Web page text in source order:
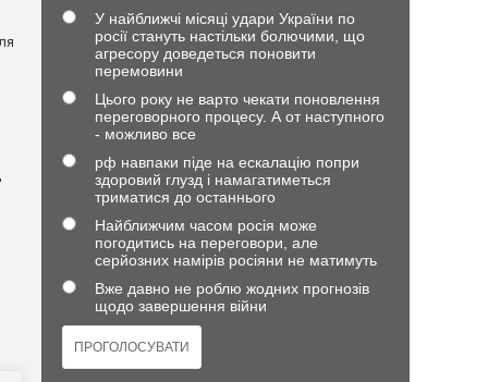
У найближчі місяці удари України по
росії стануть настільки болючими, що
агресору доведеться поновити
перемовини
Цього року не варто чекати поновлення
переговорного процесу. А от наступного
- можливо все
рф навпаки піде на ескалацію попри
здоровий глузд і намагатиметься
триматися до останнього
Найближчим часом росія може
погодитись на переговори, але
серйозних намірів росіяни не матимуть
Вже давно не роблю жодних прогнозів
щодо завершення війни